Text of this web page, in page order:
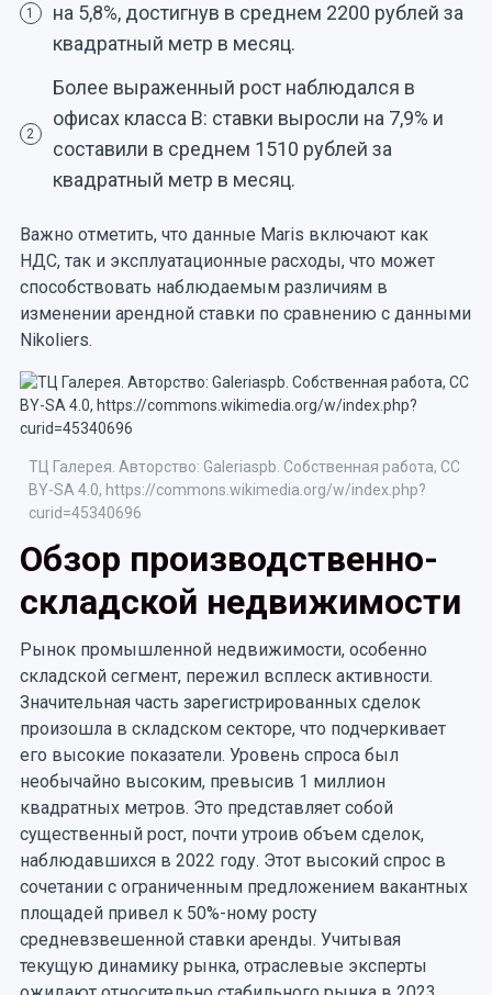
1
на 5,8%, достигнув в среднем 2200 рублей за
квадратный метр в месяц.
2
Более выраженный рост наблюдался в
офисах класса B: ставки выросли на 7,9% и
составили в среднем 1510 рублей за
квадратный метр в месяц.
Важно отметить, что данные Maris включают как
НДС, так и эксплуатационные расходы, что может
способствовать наблюдаемым различиям в
изменении арендной ставки по сравнению с данными
Nikoliers.
ТЦ Галерея. Авторство: Galeriaspb. Собственная работа, CC
BY-SA 4.0, https://commons.wikimedia.org/w/index.php?
curid=45340696
Обзор производственно-
складской недвижимости
Рынок промышленной недвижимости, особенно
складской сегмент, пережил всплеск активности.
Значительная часть зарегистрированных сделок
произошла в складском секторе, что подчеркивает
его высокие показатели. Уровень спроса был
необычайно высоким, превысив 1 миллион
квадратных метров. Это представляет собой
существенный рост, почти утроив объем сделок,
наблюдавшихся в 2022 году. Этот высокий спрос в
сочетании с ограниченным предложением вакантных
площадей привел к 50%-ному росту
средневзвешенной ставки аренды. Учитывая
текущую динамику рынка, отраслевые эксперты